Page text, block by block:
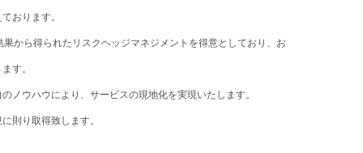
おります。
から得られたリスクヘッジマネジメントを得意としており、お
す。
ノウハウにより、サービスの現地化を実現いたします。
則り取得致します。